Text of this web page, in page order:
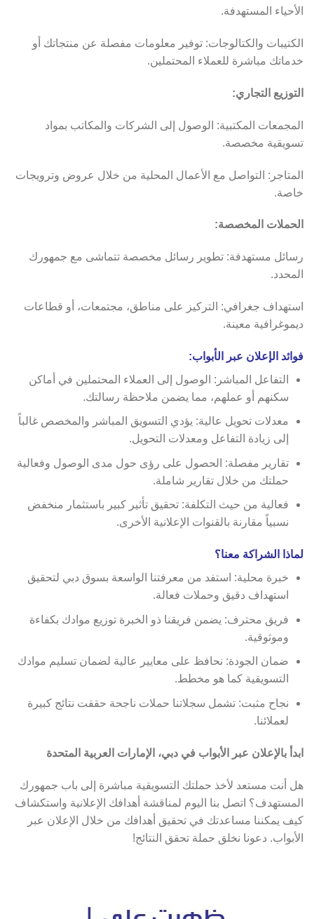
الأحياء المستهدفة.
الكتيبات والكتالوجات: توفير معلومات مفصلة عن منتجاتك أو
خدماتك مباشرة للعملاء المحتملين.
التوزيع التجاري:
المجمعات المكتبية: الوصول إلى الشركات والمكاتب بمواد
تسويقية مخصصة.
المتاجر: التواصل مع الأعمال المحلية من خلال عروض وترويجات
خاصة.
الحملات المخصصة:
رسائل مستهدفة: تطوير رسائل مخصصة تتماشى مع جمهورك
المحدد.
استهداف جغرافي: التركيز على مناطق، مجتمعات، أو قطاعات
ديموغرافية معينة.
فوائد الإعلان عبر الأبواب:
التفاعل المباشر: الوصول إلى العملاء المحتملين في أماكن
سكنهم أو عملهم، مما يضمن ملاحظة رسالتك.
معدلات تحويل عالية: يؤدي التسويق المباشر والمخصص غالباً
إلى زيادة التفاعل ومعدلات التحويل.
تقارير مفصلة: الحصول على رؤى حول مدى الوصول وفعالية
حملتك من خلال تقارير شاملة.
فعالية من حيث التكلفة: تحقيق تأثير كبير باستثمار منخفض
نسبياً مقارنة بالقنوات الإعلانية الأخرى.
لماذا الشراكة معنا؟
خبرة محلية: استفد من معرفتنا الواسعة بسوق دبي لتحقيق
استهداف دقيق وحملات فعالة.
فريق محترف: يضمن فريقنا ذو الخبرة توزيع موادك بكفاءة
وموثوقية.
ضمان الجودة: نحافظ على معايير عالية لضمان تسليم موادك
التسويقية كما هو مخطط.
نجاح مثبت: تشمل سجلاتنا حملات ناجحة حققت نتائج كبيرة
لعملائنا.
ابدأ بالإعلان عبر الأبواب في دبي، الإمارات العربية المتحدة
هل أنت مستعد لأخذ حملتك التسويقية مباشرة إلى باب جمهورك
المستهدف؟ اتصل بنا اليوم لمناقشة أهدافك الإعلانية واستكشاف
كيف يمكننا مساعدتك في تحقيق أهدافك من خلال الإعلان عبر
الأبواب. دعونا نخلق حملة تحقق النتائج!